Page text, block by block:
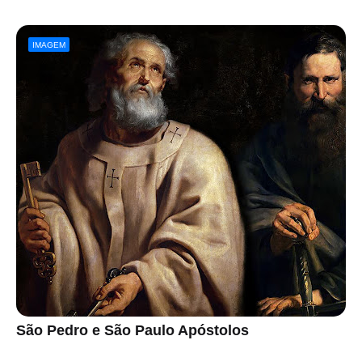
IMAGEM
São Pedro e São Paulo Apóstolos